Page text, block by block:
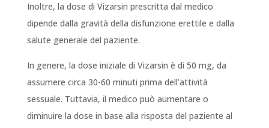
Inoltre, la dose di Vizarsin prescritta dal medico
dipende dalla gravità della disfunzione erettile e dalla
salute generale del paziente.
In genere, la dose iniziale di Vizarsin è di 50 mg, da
assumere circa 30-60 minuti prima dell’attività
sessuale. Tuttavia, il medico può aumentare o
diminuire la dose in base alla risposta del paziente al